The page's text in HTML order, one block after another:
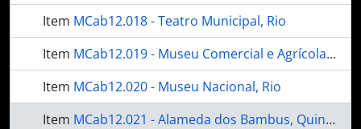
Item MCab12.018 - Teatro Municipal, Rio
Item MCab12.019 - Museu Comercial e Agrícola, Rio
Item MCab12.020 - Museu Nacional, Rio
Item MCab12.021 - Alameda dos Bambus, Quinta da Boa Vista, Rio